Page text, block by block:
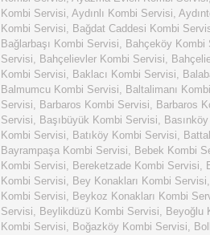
Kombi Servisi, Aydınlı Kombi Servisi,
Kombi Servisi, Bağdat Caddesi Kombi
Bağlarbaşı Kombi Servisi, Bahçeköy Kombi
Servisi, Bahçelievler Kombi Servisi,
Kombi Servisi, Baklacı Kombi Servisi,
Balmumcu Kombi Servisi, Baltalimanı
Servisi, Barbaros Kombi Servisi, Barbaros
Servisi, Başıbüyük Kombi Servisi,
Kombi Servisi, Batıköy Kombi Servisi,
Bayrampaşa Kombi Servisi, Bebek Kombi
Kombi Servisi, Bereketzade Kombi Servisi,
Kombi Servisi, Bey Konakları Kombi Servisi,
Kombi Servisi, Beykoz Konakları Kombi
Servisi, Beylikdüzü Kombi Servisi, Beyoğlu
Kombi Servisi, Boğazköy Kombi Servisi,